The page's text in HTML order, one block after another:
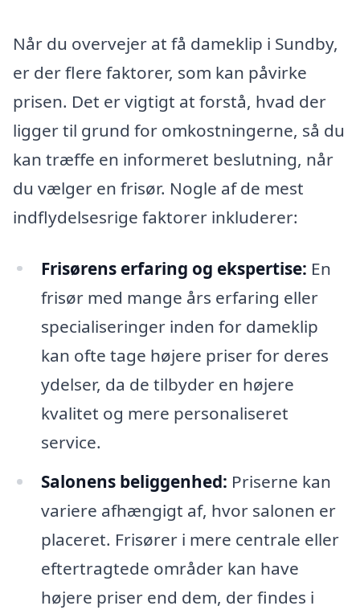
Når du overvejer at få dameklip i Sundby,
er der flere faktorer, som kan påvirke
prisen. Det er vigtigt at forstå, hvad der
ligger til grund for omkostningerne, så du
kan træffe en informeret beslutning, når
du vælger en frisør. Nogle af de mest
indflydelsesrige faktorer inkluderer:
Frisørens erfaring og ekspertise: En
frisør med mange års erfaring eller
specialiseringer inden for dameklip
kan ofte tage højere priser for deres
ydelser, da de tilbyder en højere
kvalitet og mere personaliseret
service.
Salonens beliggenhed: Priserne kan
variere afhængigt af, hvor salonen er
placeret. Frisører i mere centrale eller
eftertragtede områder kan have
højere priser end dem, der findes i